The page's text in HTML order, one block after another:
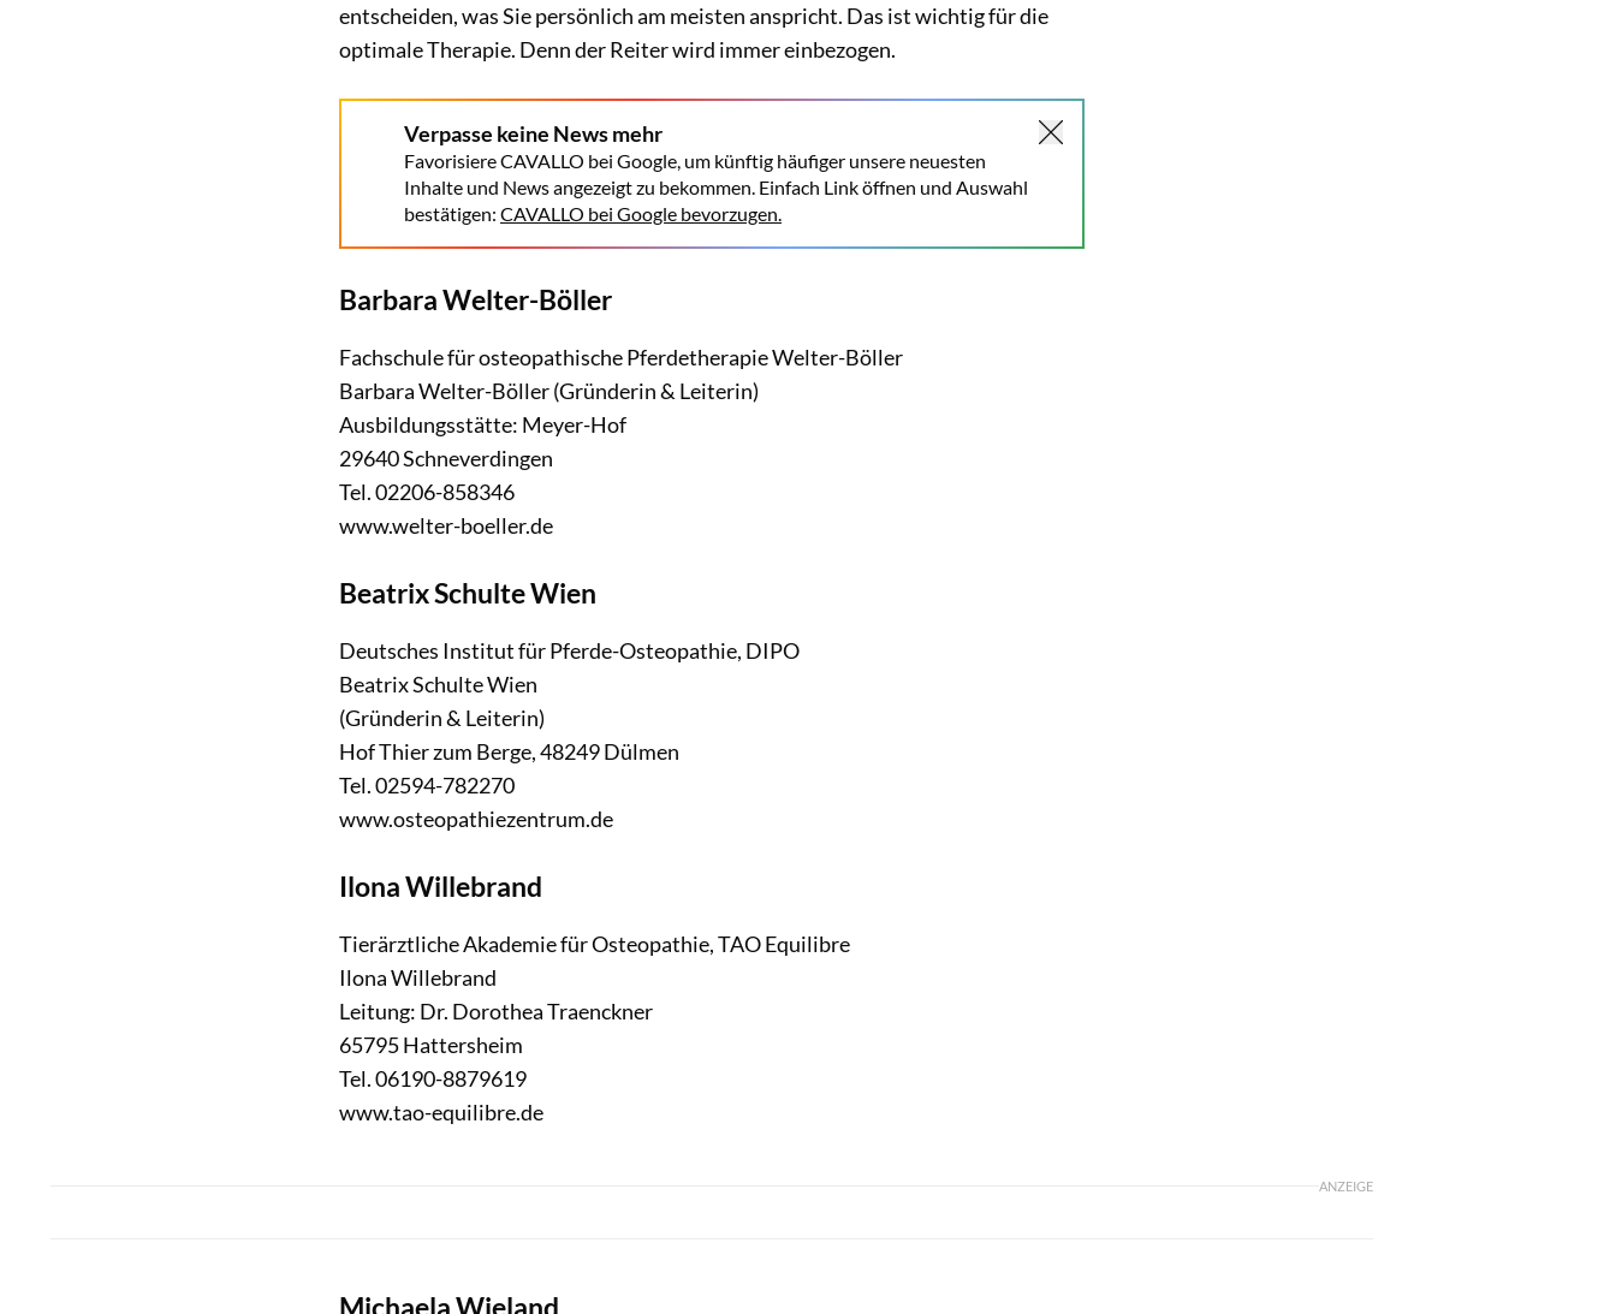
entscheiden, was Sie persönlich am meisten anspricht. Das ist wichtig für die
optimale Therapie. Denn der Reiter wird immer einbezogen.
Verpasse keine News mehr
Favorisiere CAVALLO bei Google, um künftig häufiger unsere neuesten
Inhalte und News angezeigt zu bekommen. Einfach Link öffnen und Auswahl
bestätigen: CAVALLO bei Google bevorzugen.
Barbara Welter-Böller
Fachschule für osteopathische Pferdetherapie Welter-Böller
Barbara Welter-Böller (Gründerin & Leiterin)
Ausbildungsstätte: Meyer-Hof
29640 Schneverdingen
Tel. 02206-858346
www.welter-boeller.de
Beatrix Schulte Wien
Deutsches Institut für Pferde-Osteopathie, DIPO
Beatrix Schulte Wien
(Gründerin & Leiterin)
Hof Thier zum Berge, 48249 Dülmen
Tel. 02594-782270
www.osteopathiezentrum.de
Ilona Willebrand
Tierärztliche Akademie für Osteopathie, TAO Equilibre
Ilona Willebrand
Leitung: Dr. Dorothea Traenckner
65795 Hattersheim
Tel. 06190-8879619
www.tao-equilibre.de
ANZEIGE
Michaela Wieland